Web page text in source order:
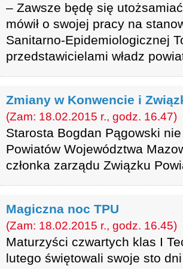
– Zawsze będę się
mówił o swojej pracy na
Sanitarno-Epidemiologicznej
przedstawicielami władz
Zmiany w Konwencie i
(Zam: 18.02.2015 r., godz. 16.47)
Starosta Bogdan Pągowski
Powiatów Województwa
członka zarządu Związku
Magiczna noc TPU
(Zam: 18.02.2015 r., godz. 16.45)
Maturzyści czwartych klas I
lutego świętowali swoje sto